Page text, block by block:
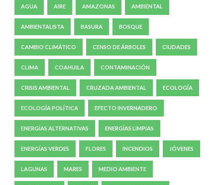
AGUA AIRE AMAZONAS AMBIENTAL
AMBIENTALISTA BASURA BOSQUE
CAMBIO CLIMÁTICO CENSO DE ÁRBOLES CIUDADES
CLIMA COAHUILA CONTAMINACIÓN
CRISIS AMBIENTAL CRUZADA AMBIENTAL ECOLOGÍA
ECOLOGÍA POLÍTICA EFECTO INVERNADERO
ENERGÍAS ALTERNATIVAS ENERGÍAS LIMPIAS
ENERGÍAS VERDES FLORES INCENDIOS JÓVENES
LAGUNAS MARES MEDIO AMBIENTE